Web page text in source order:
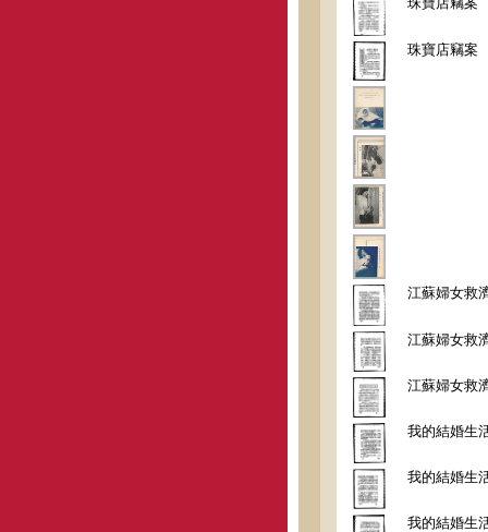
珠寶店竊案
江蘇婦女救
江蘇婦女救
江蘇婦女救
我的結婚生
我的結婚生
我的結婚生